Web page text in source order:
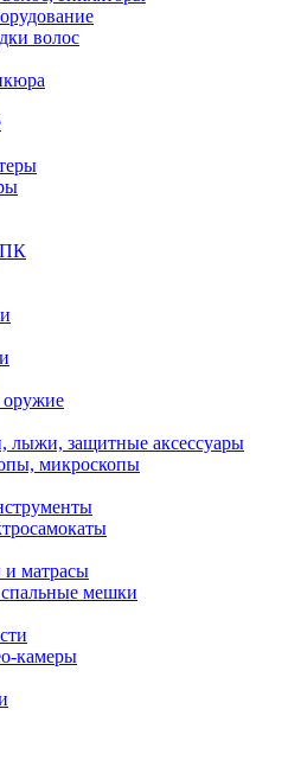
волос
ПК
оружие
лыжи, защитные аксессуары
микроскопы
матрасы
мешки
камеры